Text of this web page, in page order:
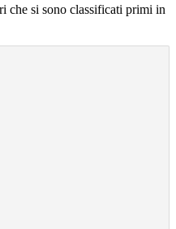
che si sono classificati primi in